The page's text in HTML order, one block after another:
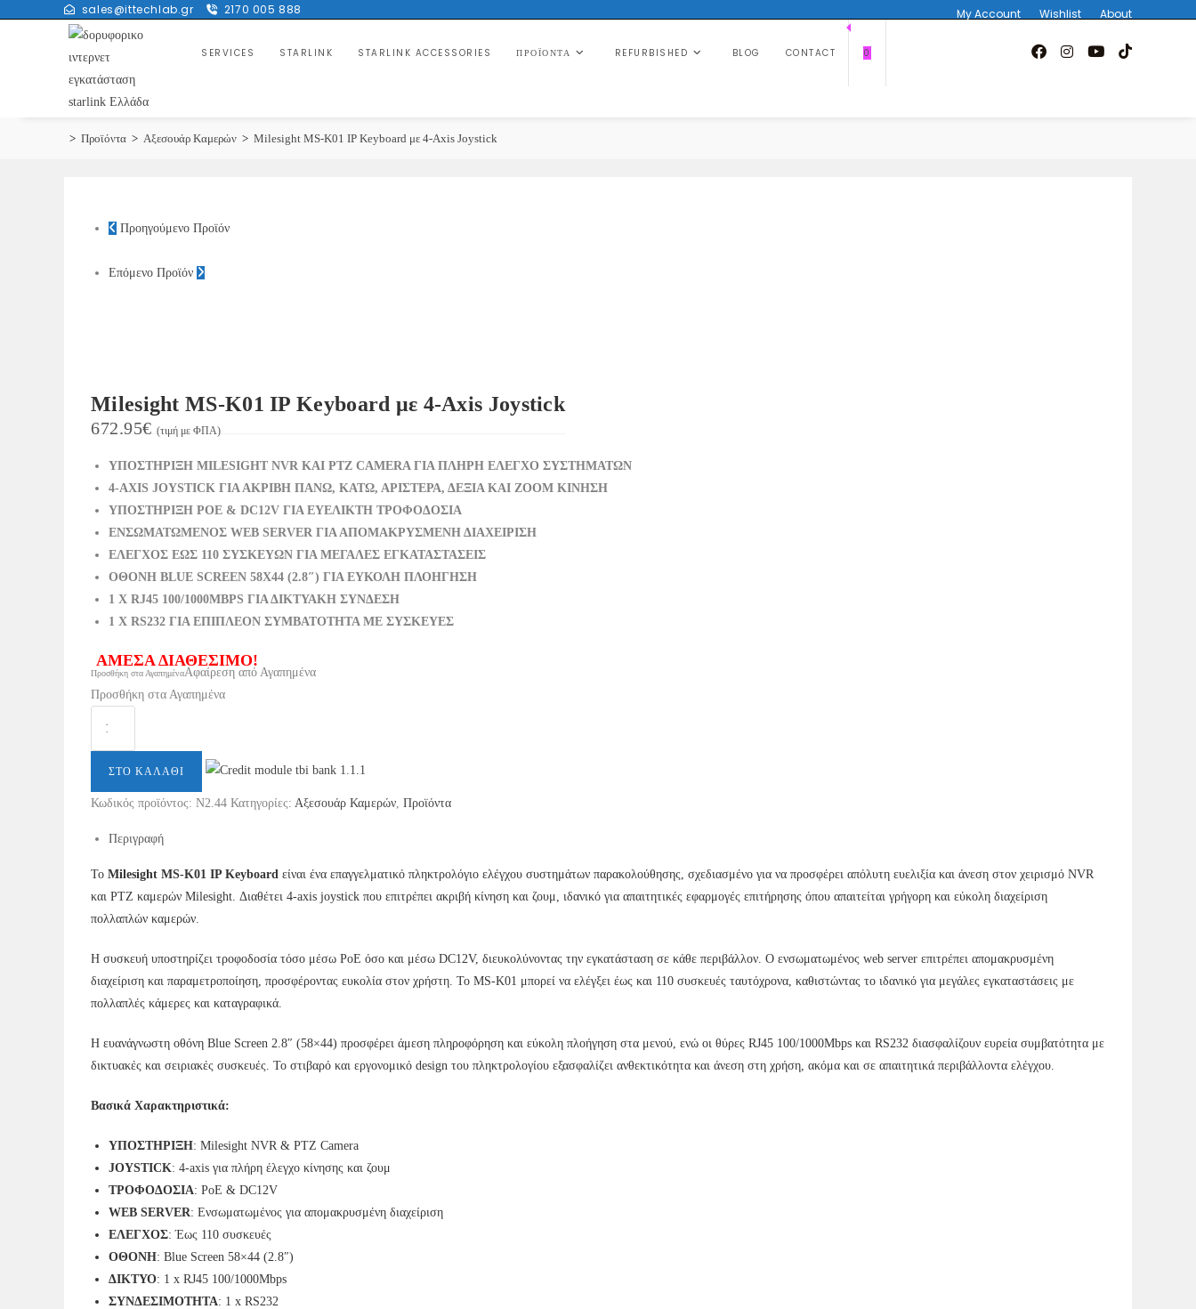
My Account Wishlist About
sales@ittechlab.gr 2170 005 888
SERVICES STARLINK STARLINK ACCESSORIES ΠΡΟΪΌΝΤΑ REFURBISHED BLOG CONTACT 0
> Προϊόντα > Αξεσουάρ Καμερών > Milesight MS-K01 IP Keyboard με 4-Axis Joystick
Προηγούμενο Προϊόν
Επόμενο Προϊόν
Milesight MS-K01 IP Keyboard με 4-Axis Joystick
672.95€ (τιμή με ΦΠΑ)
ΥΠΟΣΤΗΡΙΞΗ MILESIGHT NVR ΚΑΙ PTZ CAMERA ΓΙΑ ΠΛΗΡΗ ΕΛΕΓΧΟ ΣΥΣΤΗΜΑΤΩΝ
4-AXIS JOYSTICK ΓΙΑ ΑΚΡΙΒΗ ΠΑΝΩ, ΚΑΤΩ, ΑΡΙΣΤΕΡΑ, ΔΕΞΙΑ ΚΑΙ ΖΟΟΜ ΚΙΝΗΣΗ
ΥΠΟΣΤΗΡΙΞΗ POE & DC12V ΓΙΑ ΕΥΕΛΙΚΤΗ ΤΡΟΦΟΔΟΣΙΑ
ΕΝΣΩΜΑΤΩΜΕΝΟΣ WEB SERVER ΓΙΑ ΑΠΟΜΑΚΡΥΣΜΕΝΗ ΔΙΑΧΕΙΡΙΣΗ
ΕΛΕΓΧΟΣ ΕΩΣ 110 ΣΥΣΚΕΥΩΝ ΓΙΑ ΜΕΓΑΛΕΣ ΕΓΚΑΤΑΣΤΑΣΕΙΣ
ΟΘΟΝΗ BLUE SCREEN 58X44 (2.8″) ΓΙΑ ΕΥΚΟΛΗ ΠΛΟΗΓΗΣΗ
1 X RJ45 100/1000MBPS ΓΙΑ ΔΙΚΤΥΑΚΗ ΣΥΝΔΕΣΗ
1 X RS232 ΓΙΑ ΕΠΙΠΛΕΟΝ ΣΥΜΒΑΤΟΤΗΤΑ ΜΕ ΣΥΣΚΕΥΕΣ
ΑΜΕΣΑ ΔΙΑΘΕΣΙΜΟ!
Προσθήκη στα ΑγαπημέναΑφαίρεση από Αγαπημένα
Προσθήκη στα Αγαπημένα
Keyboard
Axis
Joystick
ποσότητα
ΣΤΟ ΚΑΛΆΘΙ
Κωδικός προϊόντος: Ν2.44 Κατηγορίες: Αξεσουάρ Καμερών Προϊόντα
Περιγραφή
Το Milesight MS-K01 IP Keyboard είναι ένα επαγγελματικό πληκτρολόγιο ελέγχου συστημάτων παρακολούθησης, σχεδιασμένο για να προσφέρει απόλυτη ευελιξία και άνεση στον χειρισμό NVR
και PTZ καμερών Milesight. Διαθέτει 4-axis joystick που επιτρέπει ακριβή κίνηση και ζουμ, ιδανικό για απαιτητικές εφαρμογές επιτήρησης όπου απαιτείται γρήγορη και εύκολη διαχείριση
πολλαπλών καμερών.
Η συσκευή υποστηρίζει τροφοδοσία τόσο μέσω PoE όσο και μέσω DC12V, διευκολύνοντας την εγκατάσταση σε κάθε περιβάλλον. Ο ενσωματωμένος web server επιτρέπει απομακρυσμένη
διαχείριση και παραμετροποίηση, προσφέροντας ευκολία στον χρήστη. Το MS-K01 μπορεί να ελέγξει έως και 110 συσκευές ταυτόχρονα, καθιστώντας το ιδανικό για μεγάλες εγκαταστάσεις με
πολλαπλές κάμερες και καταγραφικά.
Η ευανάγνωστη οθόνη Blue Screen 2.8″ (58×44) προσφέρει άμεση πληροφόρηση και εύκολη πλοήγηση στα μενού, ενώ οι θύρες RJ45 100/1000Mbps και RS232 διασφαλίζουν ευρεία συμβατότητα με
δικτυακές και σειριακές συσκευές. Το στιβαρό και εργονομικό design του πληκτρολογίου εξασφαλίζει ανθεκτικότητα και άνεση στη χρήση, ακόμα και σε απαιτητικά περιβάλλοντα ελέγχου.
Βασικά Χαρακτηριστικά:
ΥΠΟΣΤΗΡΙΞΗ: Milesight NVR & PTZ Camera
JOYSTICK: 4-axis για πλήρη έλεγχο κίνησης και ζουμ
ΤΡΟΦΟΔΟΣΙΑ: PoE & DC12V
WEB SERVER: Ενσωματωμένος για απομακρυσμένη διαχείριση
ΕΛΕΓΧΟΣ: Έως 110 συσκευές
ΟΘΟΝΗ: Blue Screen 58×44 (2.8″)
ΔΙΚΤΥΟ: 1 x RJ45 100/1000Mbps
ΣΥΝΔΕΣΙΜΟΤΗΤΑ: 1 x RS232